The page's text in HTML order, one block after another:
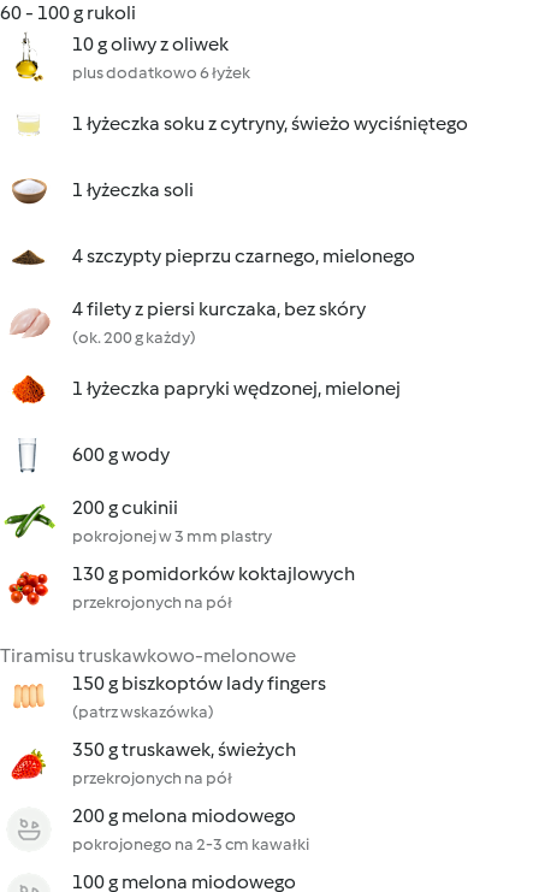
60 - 100 g rukoli
10 g oliwy z oliwek
plus dodatkowo 6 łyżek
1 łyżeczka soku z cytryny, świeżo wyciśniętego
1 łyżeczka soli
4 szczypty pieprzu czarnego, mielonego
4 filety z piersi kurczaka, bez skóry
(ok. 200 g każdy)
1 łyżeczka papryki wędzonej, mielonej
600 g wody
200 g cukinii
pokrojonej w 3 mm plastry
130 g pomidorków koktajlowych
przekrojonych na pół
Tiramisu truskawkowo-melonowe
150 g biszkoptów lady fingers
(patrz wskazówka)
350 g truskawek, świeżych
przekrojonych na pół
200 g melona miodowego
pokrojonego na 2-3 cm kawałki
100 g melona miodowego